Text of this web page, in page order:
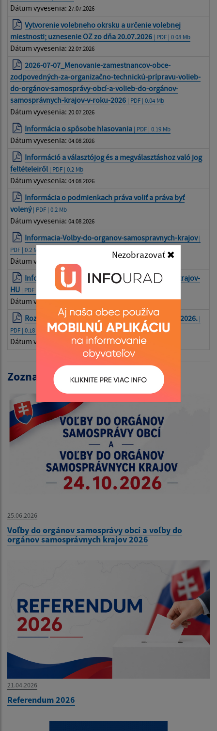
Nezobrazovať
Dátum vyvesenia: 27.07.2026
Vytvorenie volebneho okrsku a určenie volebnej
miestnosti; uznesenie OZ zo dňa 20.07.2026 | PDF | 0.08 Mb
Dátum vyvesenia: 22.07.2026
2026-07-07_Menovanie-zamestnancov-obce-
zodpovedných-za-organizačno-technickú-prípravu-volieb-
do-orgánov-samosprávy-obcí-a-volieb-do-orgánov-
samosprávnych-krajov-v-roku-2026 | PDF | 0.04 Mb
Dátum vyvesenia: 20.07.2026
Informácia o spôsobe hlasovania | PDF | 0.19 Mb
Dátum vyvesenia: 04.08.2026
Információ a választójog és a megválasztáshoz való jog
feltételeiről | PDF | 0.2 Mb
Dátum vyvesenia: 04.08.2026
Informácia o podmienkach práva voliť a práva byť
volený| PDF | 0.2 Mb
Dátum vyvesenia: 04.08.2026
Informacia-Volby-do-organov-samospravnych-krajov|
PDF | 0.2 Mb
Dátum vyvesenia:
Informacia-Volby-do-organov-samospravnych-krajov-
HU | PDF | 0.2 Mb
Dátum vyvesenia:05.08.2026
Rozhodnutie č. 145/2026 Z. z. o vyhlásení volieb 2026. |
PDF | 0.18 Mb
Dátum vyvesenia: 25.06.2026
Zoznam volieb:
25.06.2026
Voľby do orgánov samosprávy obcí a voľby do
orgánov samosprávnych krajov 2026
21.04.2026
Referendum 2026